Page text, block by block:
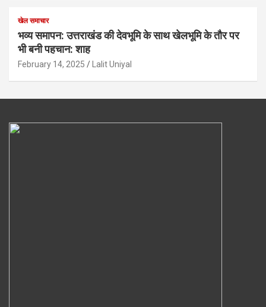
खेल समाचार
भव्य समापन: उत्तराखंड की देवभूमि के साथ खेलभूमि के तौर पर
भी बनी पहचान: शाह
February 14, 2025 Lalit Uniyal